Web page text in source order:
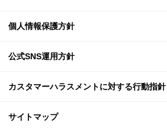
個人情報保護方針
公式SNS運用方針
カスタマーハラスメントに対する行動指針
サイトマップ